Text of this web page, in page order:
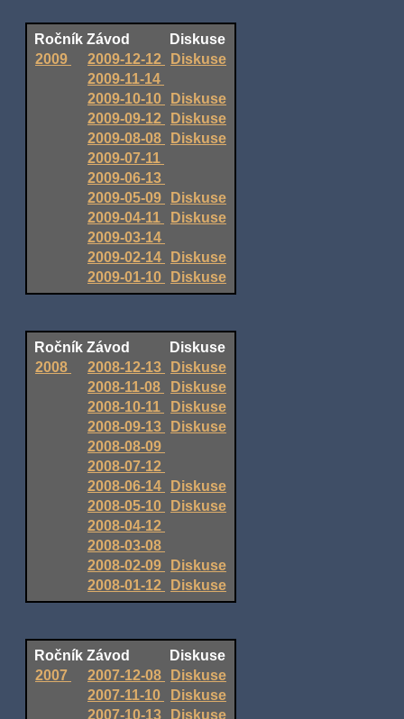
Ročník Závod
Diskuse
2009
2009-12-12
Diskuse
2009-11-14
2009-10-10
Diskuse
2009-09-12
Diskuse
2009-08-08
Diskuse
2009-07-11
2009-06-13
2009-05-09
Diskuse
2009-04-11
Diskuse
2009-03-14
2009-02-14
Diskuse
2009-01-10
Diskuse
Ročník Závod
Diskuse
2008
2008-12-13
Diskuse
2008-11-08
Diskuse
2008-10-11
Diskuse
2008-09-13
Diskuse
2008-08-09
2008-07-12
2008-06-14
Diskuse
2008-05-10
Diskuse
2008-04-12
2008-03-08
2008-02-09
Diskuse
2008-01-12
Diskuse
Ročník Závod
Diskuse
2007
2007-12-08
Diskuse
2007-11-10
Diskuse
2007-10-13
Diskuse